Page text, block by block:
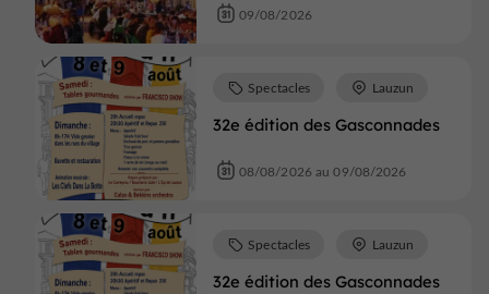
09/08/2026
32e édition des Gasconnades
Spectacles Lauzun
08/08/2026 au 09/08/2026
32e édition des Gasconnades
Spectacles Lauzun